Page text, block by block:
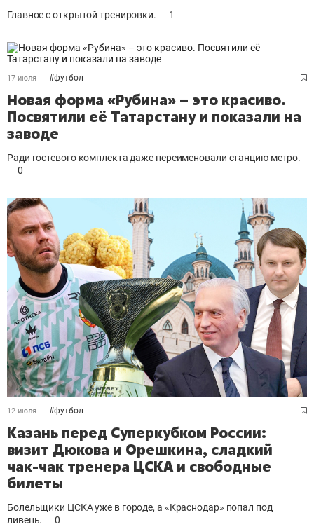
Главное с открытой тренировки. 1
17 июля #футбол
Новая форма «Рубина» – это красиво.
Посвятили её Татарстану и показали на
заводе
Ради гостевого комплекта даже переименовали станцию метро.
0
12 июля #футбол
Казань перед Суперкубком России:
визит Дюкова и Орешкина, сладкий
чак-чак тренера ЦСКА и свободные
билеты
Болельщики ЦСКА уже в городе, а «Краснодар» попал под
ливень.
0